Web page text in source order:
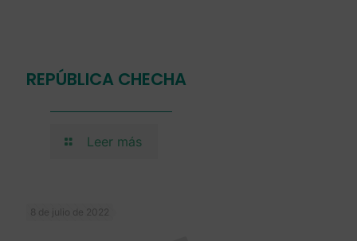
REPÚBLICA CHECHA
Leer más
8 de julio de 2022